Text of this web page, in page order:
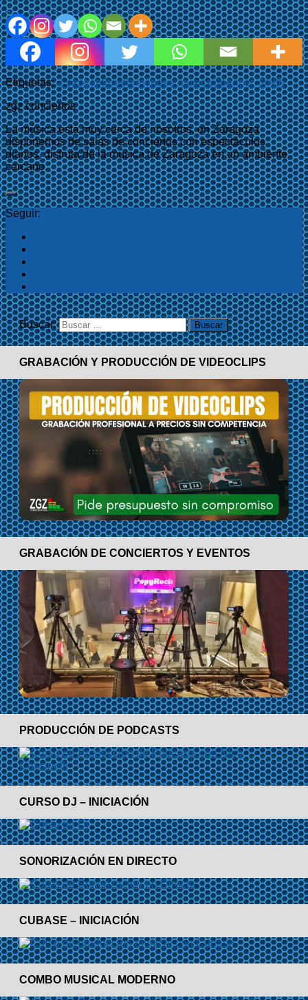
Etiquetas:2 septiembreefemérides músicaSpencer Smith
zgz conciertos
La música está muy cerca de nosotros, en Zaragoza
disponemos de salas de conciertos con espectáculos
diarios, disfruta de la música de Zaragoza en un ambiente
cercano.
Seguir:
Buscar:
GRABACIÓN Y PRODUCCIÓN DE VIDEOCLIPS
GRABACIÓN DE CONCIERTOS Y EVENTOS
PRODUCCIÓN DE PODCASTS
CURSO DJ – INICIACIÓN
SONORIZACIÓN EN DIRECTO
CUBASE – INICIACIÓN
COMBO MUSICAL MODERNO